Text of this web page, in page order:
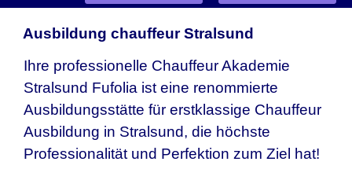
Ausbildung chauffeur Stralsund
Ihre professionelle Chauffeur Akademie
Stralsund Fufolia ist eine renommierte
Ausbildungsstätte für erstklassige Chauffeur
Ausbildung in Stralsund, die höchste
Professionalität und Perfektion zum Ziel hat!